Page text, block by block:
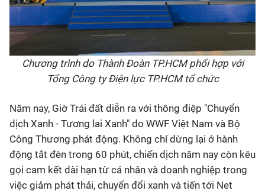
Chương trình do Thành Đoàn TP.HCM phối hợp với
Tổng Công ty Điện lực TP.HCM tổ chức
Năm nay, Giờ Trái đất diễn ra với thông điệp "Chuyển
dịch Xanh - Tương lai Xanh" do WWF Việt Nam và Bộ
Công Thương phát động. Không chỉ dừng lại ở hành
động tắt đèn trong 60 phút, chiến dịch năm nay còn kêu
gọi cam kết dài hạn từ cá nhân và doanh nghiệp trong
việc giảm phát thải, chuyển đổi xanh và tiến tới Net